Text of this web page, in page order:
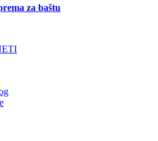
za baštu